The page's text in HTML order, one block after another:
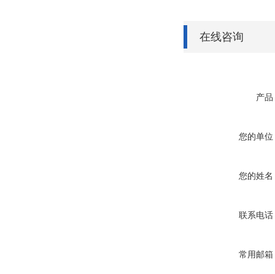
在线咨询
产品
您的单位
您的姓名
联系电话
常用邮箱